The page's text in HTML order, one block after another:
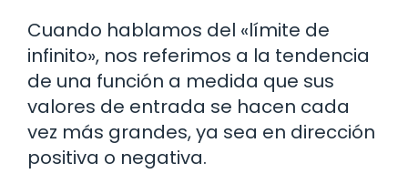
Cuando hablamos del «límite de
infinito», nos referimos a la tendencia
de una función a medida que sus
valores de entrada se hacen cada
vez más grandes, ya sea en dirección
positiva o negativa.